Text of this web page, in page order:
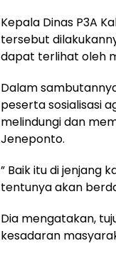
Kepala Dinas P3A
tersebut
dapat terlihat oleh
Dalam
peserta sosialisasi
melindungi dan
Jeneponto.
” Baik itu di jenjang
tentunya akan
Dia mengatakan,
kesadaran